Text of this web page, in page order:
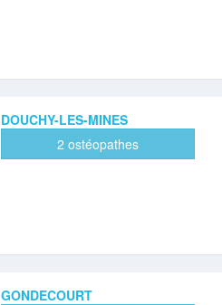
DOUCHY-LES-MINES
2 ostéopathes
GONDECOURT